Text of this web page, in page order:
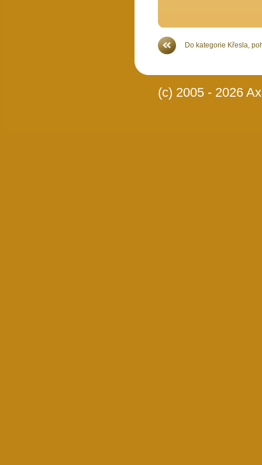
Do kategorie Křesla,
(c) 2005 - 2026